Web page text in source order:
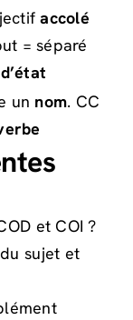
accolé
= séparé
un nom. CC
et COI ?
sujet et